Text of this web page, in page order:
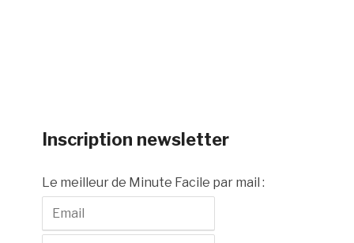
Inscription newsletter
Le meilleur de Minute Facile par mail :